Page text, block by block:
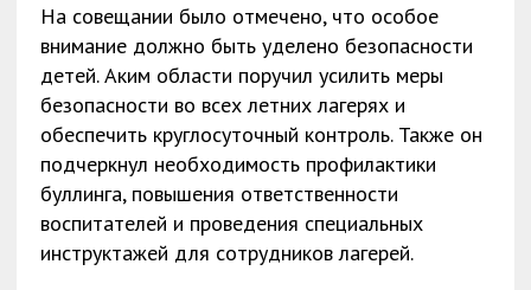
На совещании было отмечено, что особое
внимание должно быть уделено безопасности
детей. Аким области поручил усилить меры
безопасности во всех летних лагерях и
обеспечить круглосуточный контроль. Также он
подчеркнул необходимость профилактики
буллинга, повышения ответственности
воспитателей и проведения специальных
инструктажей для сотрудников лагерей.